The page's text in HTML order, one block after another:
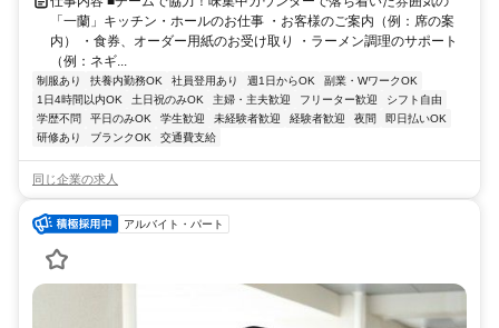
「一蘭」キッチン・ホールのお仕事 ・お客様のご案内（例：席の案
内） ・食券、オーダー用紙のお受け取り ・ラーメン調理のサポート
（例：ネギ...
制服あり 扶養内勤務OK 社員登用あり 週1日からOK
副業・WワークOK
1日4時間以内OK
土日祝のみOK 主婦・主夫歓迎 フリーター歓迎
シフト自由
学歴不問
平日のみOK 学生歓迎 未経験者歓迎 経験者歓迎 夜間
即日払いOK
研修あり
ブランクOK 交通費支給
同じ企業の求人
アルバイト・パート